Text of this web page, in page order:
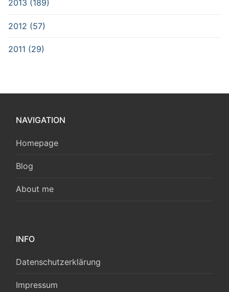
2013 (189)
2012 (57)
2011 (29)
NAVIGATION
Homepage
Blog
About me
INFO
Datenschutzerklärung
Impressum